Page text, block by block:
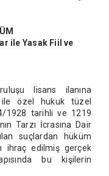
ile Yasak Fiil ve
lisans ilanına
özel hukuk tüzel
1928 tarihli ve 1219
Tarzı İcrasına Dair
suçlardan hüküm
ihraç edilmiş gerçek
bu kişilerin